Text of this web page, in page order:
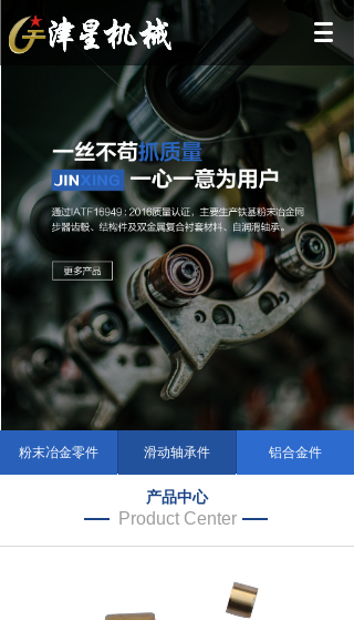
滑动轴承件
粉末冶金零件 铝合金件
Product Center
产品中心